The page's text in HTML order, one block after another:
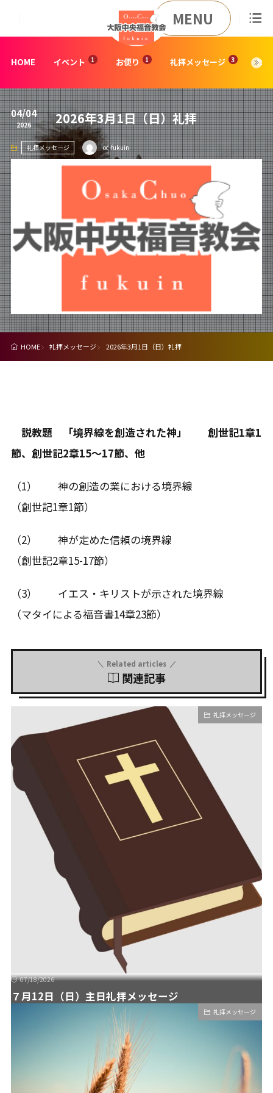
MENU
HOME イベント お便り 礼拝メッセージ わ
04/04
2026 2026年3月1日（日）礼拝
礼拝メッセージ oc-fukuin
HOME 礼拝メッセージ 2026年3月1日（日）礼拝
説教題 「境界線を創造された神」 創世記1章1
節、創世記2章15～17節、他
（1） 神の創造の業における境界線
（創世記1章1節）
（2） 神が定めた信頼の境界線
（創世記2章15-17節）
（3） イエス・キリストが示された境界線
（マタイによる福音書14章23節）
関連記事
Related articles
礼拝メッセージ
07/18/2026
７月12日（日）主日礼拝メッセージ
礼拝メッセージ